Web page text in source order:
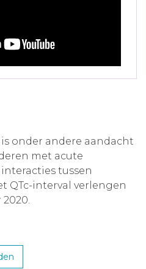
onder andere aandacht
met acute
tussen
QTc-interval verlengen